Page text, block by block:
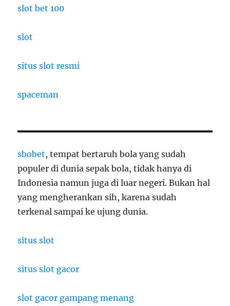
slot bet 100
slot
situs slot resmi
spaceman
sbobet, tempat bertaruh bola yang sudah
populer di dunia sepak bola, tidak hanya di
Indonesia namun juga di luar negeri. Bukan hal
yang mengherankan sih, karena sudah
terkenal sampai ke ujung dunia.
situs slot
situs slot gacor
slot gacor gampang menang